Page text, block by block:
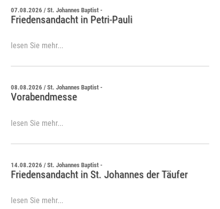
07.08.2026 / St. Johannes Baptist -
Friedensandacht in Petri-Pauli
lesen Sie mehr...
08.08.2026 / St. Johannes Baptist -
Vorabendmesse
lesen Sie mehr...
14.08.2026 / St. Johannes Baptist -
Friedensandacht in St. Johannes der Täufer
lesen Sie mehr...